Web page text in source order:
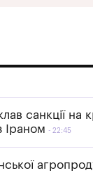
санкції на
Іраном
22:45